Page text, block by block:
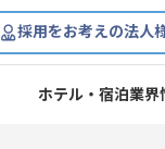
採用をお考えの法人
ホテル・宿泊業界